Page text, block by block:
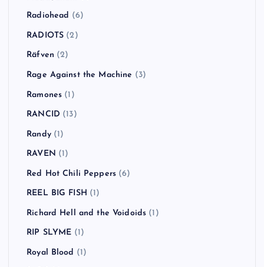
Radiohead (6)
RADIOTS (2)
Räfven (2)
Rage Against the Machine (3)
Ramones (1)
RANCID (13)
Randy(1)
RAVEN (1)
Red Hot Chili Peppers (6)
REEL BIG FISH (1)
Richard Hell and the Voidoids (1)
RIP SLYME (1)
Royal Blood (1)